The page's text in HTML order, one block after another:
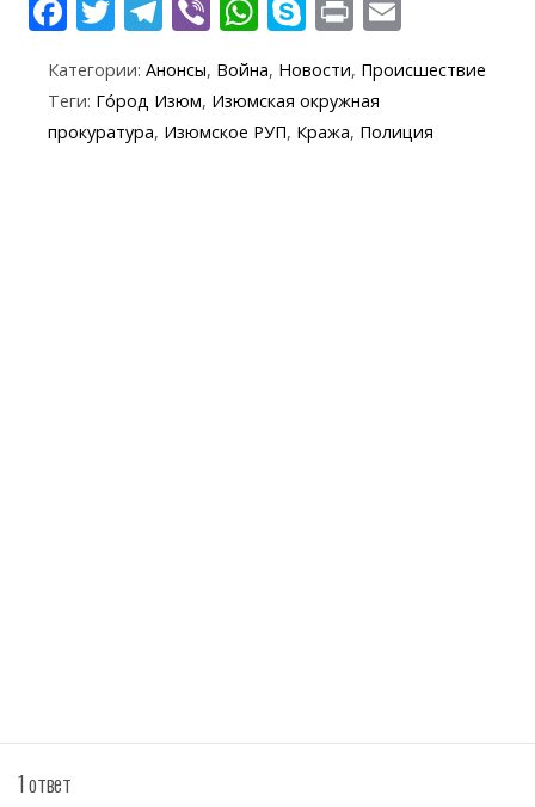
F
e
b
T
itt
er
T
e
gr
Vi
er
W
at
s
S
y
p
Pr
t ai
l
Категории: Анонсы, Война, Новости, Происшествие
Теги: Го́род Изюм, Изюмская окружная
прокуратура, Изюмское РУП, Кража, Полиция
1 ответ